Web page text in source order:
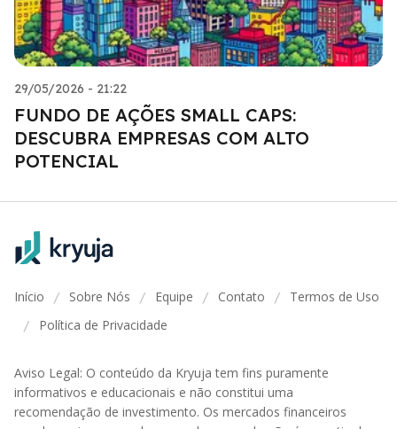
29/05/2026 - 21:22
FUNDO DE AÇÕES SMALL CAPS:
DESCUBRA EMPRESAS COM ALTO
POTENCIAL
Início / Sobre Nós / Equipe / Contato / Termos de Uso
/ Política de Privacidade
Aviso Legal: O conteúdo da Kryuja tem fins puramente
informativos e educacionais e não constitui uma
recomendação de investimento. Os mercados financeiros